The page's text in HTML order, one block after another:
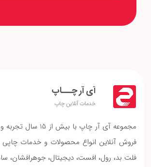
آی آر چـــاپ
خدمات آنلاین چاپ
مجموعه آی آر چاپ با
فروش آنلاین انواع محصولات و خدمات چاپی
فلت بد، رول، افست، دیجیتال، جوهرافشان،